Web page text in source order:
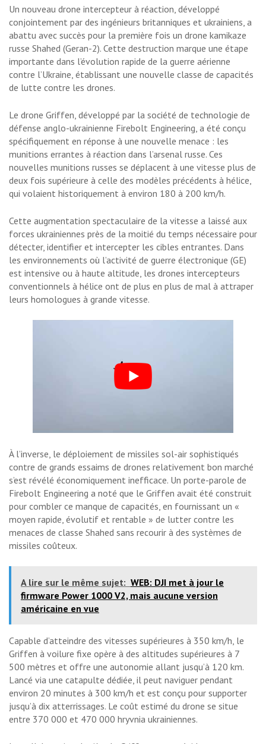
Un nouveau drone intercepteur à réaction, développé
conjointement par des ingénieurs britanniques et ukrainiens, a
abattu avec succès pour la première fois un drone kamikaze
russe Shahed (Geran-2). Cette destruction marque une étape
importante dans l’évolution rapide de la guerre aérienne
contre l’Ukraine, établissant une nouvelle classe de capacités
de lutte contre les drones.
Le drone Griffen, développé par la société de technologie de
défense anglo-ukrainienne Firebolt Engineering, a été conçu
spécifiquement en réponse à une nouvelle menace : les
munitions errantes à réaction dans l’arsenal russe. Ces
nouvelles munitions russes se déplacent à une vitesse plus de
deux fois supérieure à celle des modèles précédents à hélice,
qui volaient historiquement à environ 180 à 200 km/h.
Cette augmentation spectaculaire de la vitesse a laissé aux
forces ukrainiennes près de la moitié du temps nécessaire pour
détecter, identifier et intercepter les cibles entrantes. Dans
les environnements où l’activité de guerre électronique (GE)
est intensive ou à haute altitude, les drones intercepteurs
conventionnels à hélice ont de plus en plus de mal à attraper
leurs homologues à grande vitesse.
À l’inverse, le déploiement de missiles sol-air sophistiqués
contre de grands essaims de drones relativement bon marché
s’est révélé économiquement inefficace. Un porte-parole de
Firebolt Engineering a noté que le Griffen avait été construit
pour combler ce manque de capacités, en fournissant un «
moyen rapide, évolutif et rentable » de lutter contre les
menaces de classe Shahed sans recourir à des systèmes de
missiles coûteux.
A lire sur le même sujet: WEB: DJI met à jour le
firmware Power 1000 V2, mais aucune version
américaine en vue
Capable d’atteindre des vitesses supérieures à 350 km/h, le
Griffen à voilure fixe opère à des altitudes supérieures à 7
500 mètres et offre une autonomie allant jusqu’à 120 km.
Lancé via une catapulte dédiée, il peut naviguer pendant
environ 20 minutes à 300 km/h et est conçu pour supporter
jusqu’à dix atterrissages. Le coût estimé du drone se situe
entre 370 000 et 470 000 hryvnia ukrainiennes.